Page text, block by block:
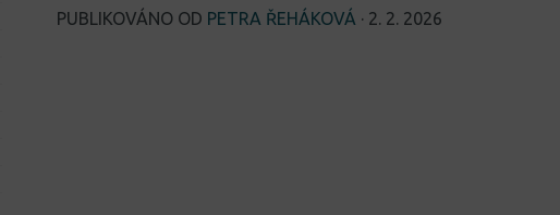
PUBLIKOVÁNO OD PETRA ŘEHÁKOVÁ · 2. 2. 2026